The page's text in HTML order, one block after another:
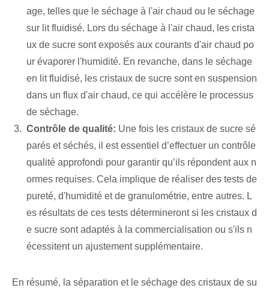
age, telles que le séchage à l'air chaud ou le séchage
sur lit fluidisé. Lors du séchage à l'air chaud, les crista
ux de sucre sont exposés aux courants d'air chaud po
ur évaporer l'humidité. En revanche, dans le séchage
en lit fluidisé, les cristaux de sucre sont en suspension
dans un flux d'air chaud, ce qui accélère le processus
de séchage.
Contrôle de qualité: Une fois les cristaux de sucre sé
parés et séchés, il est essentiel d’effectuer un contrôle
qualité approfondi pour garantir qu’ils répondent aux n
ormes requises. Cela implique de réaliser des tests de
pureté, d'humidité et de granulométrie, entre autres. L
es résultats de ces tests détermineront si les cristaux d
e sucre sont adaptés à la commercialisation ou s'ils n
écessitent un ajustement supplémentaire.
En résumé, la séparation et le séchage des cristaux de su